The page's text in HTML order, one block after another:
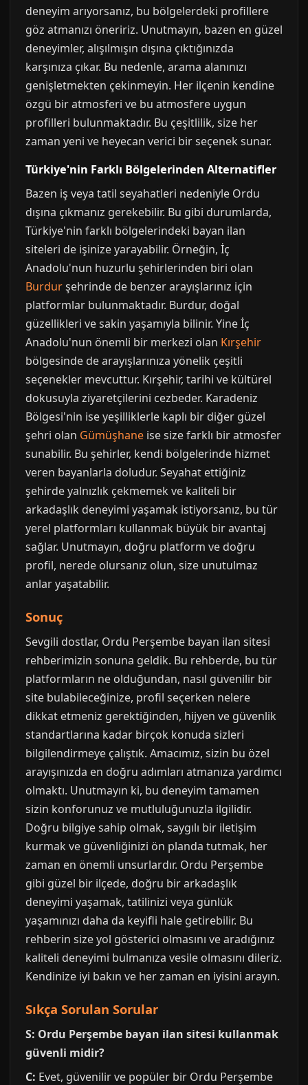
deneyim arıyorsanız, bu bölgelerdeki profillere
göz atmanızı öneririz. Unutmayın, bazen en güzel
deneyimler, alışılmışın dışına çıktığınızda
karşınıza çıkar. Bu nedenle, arama alanınızı
genişletmekten çekinmeyin. Her ilçenin kendine
özgü bir atmosferi ve bu atmosfere uygun
profilleri bulunmaktadır. Bu çeşitlilik, size her
zaman yeni ve heyecan verici bir seçenek sunar.
Türkiye'nin Farklı Bölgelerinden Alternatifler
Bazen iş veya tatil seyahatleri nedeniyle Ordu
dışına çıkmanız gerekebilir. Bu gibi durumlarda,
Türkiye'nin farklı bölgelerindeki bayan ilan
siteleri de işinize yarayabilir. Örneğin, İç
Anadolu'nun huzurlu şehirlerinden biri olan
Burdurşehrinde de benzer arayışlarınız için
platformlar bulunmaktadır. Burdur, doğal
güzellikleri ve sakin yaşamıyla bilinir. Yine İç
Anadolu'nun önemli bir merkezi olan Kırşehir
bölgesinde de arayışlarınıza yönelik çeşitli
seçenekler mevcuttur. Kırşehir, tarihi ve kültürel
dokusuyla ziyaretçilerini cezbeder. Karadeniz
Bölgesi'nin ise yeşilliklerle kaplı bir diğer güzel
şehri olan Gümüşhane ise size farklı bir atmosfer
sunabilir. Bu şehirler, kendi bölgelerinde hizmet
veren bayanlarla doludur. Seyahat ettiğiniz
şehirde yalnızlık çekmemek ve kaliteli bir
arkadaşlık deneyimi yaşamak istiyorsanız, bu tür
yerel platformları kullanmak büyük bir avantaj
sağlar. Unutmayın, doğru platform ve doğru
profil, nerede olursanız olun, size unutulmaz
anlar yaşatabilir.
Sonuç
Sevgili dostlar, Ordu Perşembe bayan ilan sitesi
rehberimizin sonuna geldik. Bu rehberde, bu tür
platformların ne olduğundan, nasıl güvenilir bir
site bulabileceğinize, profil seçerken nelere
dikkat etmeniz gerektiğinden, hijyen ve güvenlik
standartlarına kadar birçok konuda sizleri
bilgilendirmeye çalıştık. Amacımız, sizin bu özel
arayışınızda en doğru adımları atmanıza yardımcı
olmaktı. Unutmayın ki, bu deneyim tamamen
sizin konforunuz ve mutluluğunuzla ilgilidir.
Doğru bilgiye sahip olmak, saygılı bir iletişim
kurmak ve güvenliğinizi ön planda tutmak, her
zaman en önemli unsurlardır. Ordu Perşembe
gibi güzel bir ilçede, doğru bir arkadaşlık
deneyimi yaşamak, tatilinizi veya günlük
yaşamınızı daha da keyifli hale getirebilir. Bu
rehberin size yol gösterici olmasını ve aradığınız
kaliteli deneyimi bulmanıza vesile olmasını dileriz.
Kendinize iyi bakın ve her zaman en iyisini arayın.
Sıkça Sorulan Sorular
S: Ordu Perşembe bayan ilan sitesi kullanmak
güvenli midir?
C: Evet, güvenilir ve popüler bir Ordu Perşembe